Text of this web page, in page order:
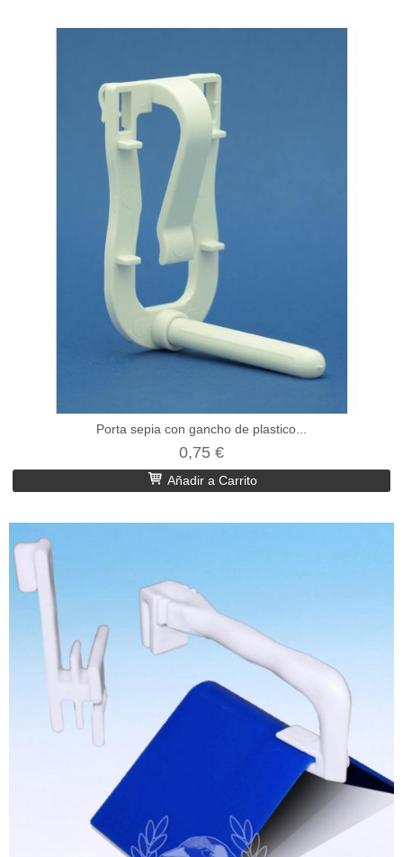
Porta sepia con gancho de plastico...
0,75 €
Añadir a Carrito